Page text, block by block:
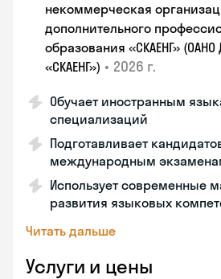
некоммерческая
дополнительного
образования «СКАЕНГ» (ОАНО
«СКАЕНГ») • 2026 г.
Обучает иностранным
специализаций
Подготавливает
международным
Использует современные
развития языковых
Читать дальше
Услуги и цены